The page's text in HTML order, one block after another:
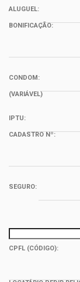
ALUGUEL:
BONIFICAÇÃO:
CONDOM:
(VARIÁVEL)
IPTU:
CADASTRO Nº:
SEGURO:
CPFL (CÓDIGO):